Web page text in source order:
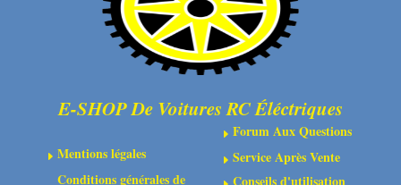
pans
Tête
fraisée
-
pans
E-SHOP De Voitures RC Éléctriques
EMentions légales
Conditions générales de
E Forum Aux Questions
E Service Après Vente
Conseils d'utilisation